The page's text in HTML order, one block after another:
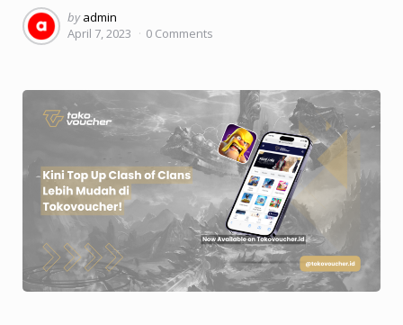
Posted
by
by admin
April 7, 2023
0 Comments